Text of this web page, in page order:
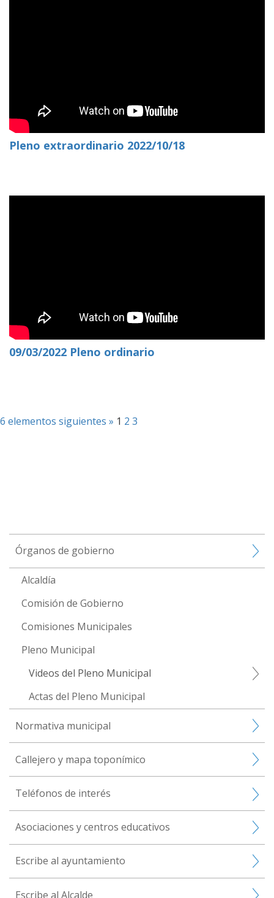
Pleno extraordinario 2022/10/18
09/03/2022 Pleno ordinario
6 elementos siguientes » 1 2 3
Órganos de gobierno
Alcaldía
Comisión de Gobierno
Comisiones Municipales
Pleno Municipal
Videos del Pleno Municipal
Actas del Pleno Municipal
Normativa municipal
Callejero y mapa toponímico
Teléfonos de interés
Asociaciones y centros educativos
Escribe al ayuntamiento
Escribe al Alcalde